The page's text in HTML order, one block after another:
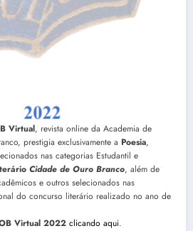
Virtual, revista online da Academia de
prestigia exclusivamente a Poesia,
nas categorias Estudantil e
Cidade de Ouro Branco, além de
e outros selecionados nas
do concurso literário realizado no ano de
Virtual 2022 clicando aqui.